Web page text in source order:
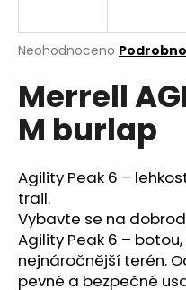
Průměrné
produktu
je
0,0
hvězdiček.
Neohodnoceno
Merrell
M burlap
Agility Peak 6 –
trail.
Vybavte se na
Agility Peak 6 –
nejnáročnější terén.
pevné a bezpečné
j
t
?